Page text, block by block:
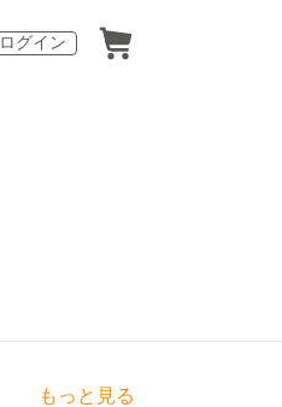
ログイン
もっと見る